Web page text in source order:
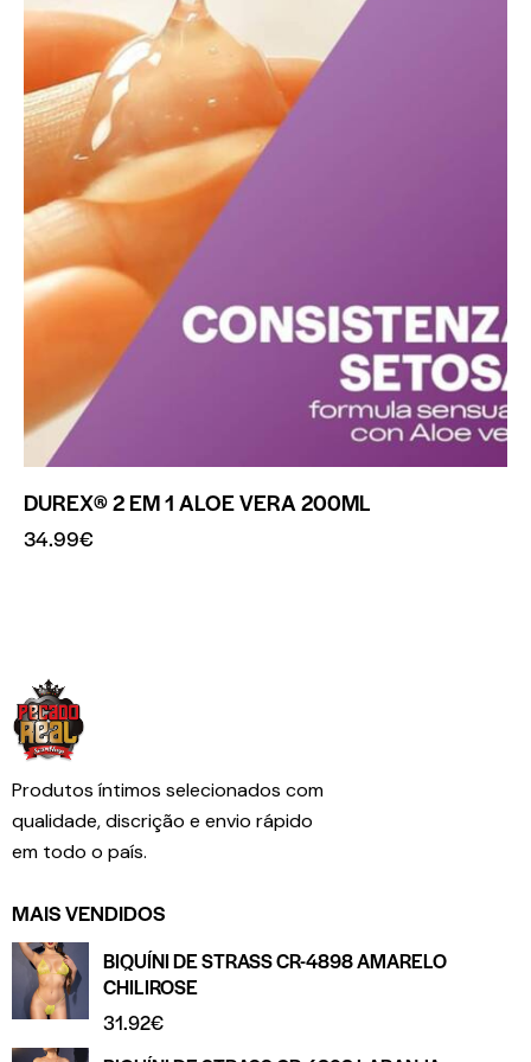
DUREX® 2 EM 1 ALOE VERA 200ML
34.99€
Produtos íntimos selecionados com
qualidade, discrição e envio rápido
em todo o país.
MAIS VENDIDOS
BIQUÍNI DE STRASS CR-4898 AMARELO
CHILIROSE
31.92€